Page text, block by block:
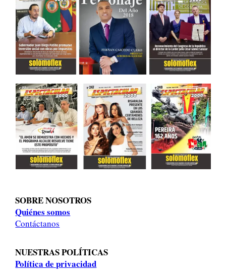
SOBRE NOSOTROS
Quiénes somos
Contáctanos
NUESTRAS POLÍTICAS
Política de privacidad